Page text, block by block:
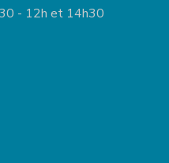
- 12h et 14h30